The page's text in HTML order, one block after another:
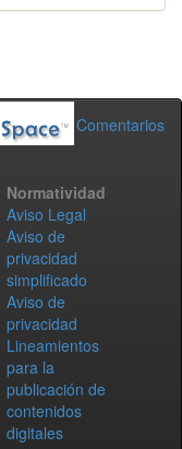
Comentarios
Normatividad
Aviso Legal
Aviso de
privacidad
simplificado
Aviso de
privacidad
Lineamientos
para la
publicación de
contenidos
digitales